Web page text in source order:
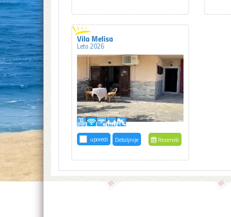
Vila Melisa
Leto 2026
uporedi Detaljnije Rezerviši